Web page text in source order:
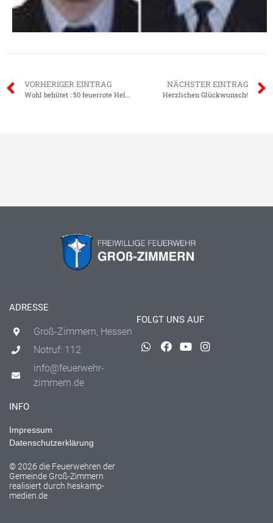
VORHERIGER EINTRAG
Wohl behütet : 50 feuerrote Helme …
NÄCHSTER EINTRAG
Herzlichen Glückwunsch!
ADRESSE
Groß-Zimmern, Hessen
Notruf: 112
info@feuerwehr-
zimmern.de
FOLGT UNS AUF
INFO
Impressum
Datenschutzerklärung
© 2026 die Feuerwehren der
Gemeinde Groß-Zimmern
realisiert durch heskamp-
medien.de